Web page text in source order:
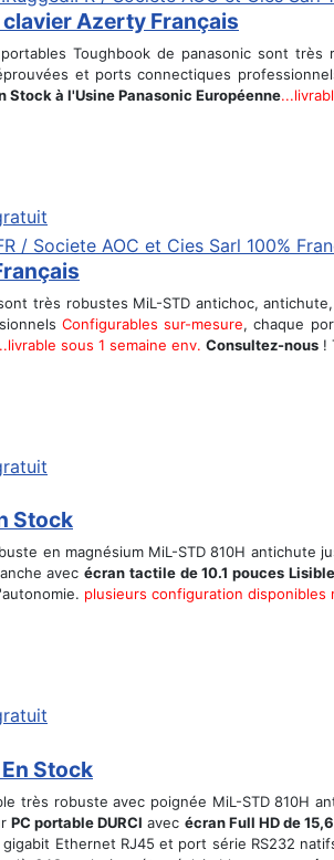
clavier Azerty Français
Toughbook de panasonic sont
et ports connectiques
Stock à l'Usine Panasonic Européenne
très robustes MiL-STD antichoc,
Configurables sur-mesure, chaque
sous 1 semaine env. Consultez-nous !
Stock
en magnésium MiL-STD 810H antichute
avecécran tactile de 10.1 pouces
plusieurs configuration disponibles
Stock
très robuste avec poignée MiL-STD 810H
PC portable DURCI avec écran Full HD de
Ethernet RJ45 et port série RS232